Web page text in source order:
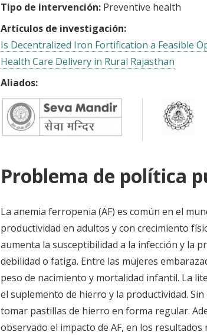
Tipo de intervención: Preventive health
Artículos de investigación:
Is Decentralized Iron Fortification a Feasible
Health Care Delivery in Rural Rajasthan
Aliados:
Problema de política
La anemia ferropenia (AF) es común en el
productividad en adultos y con crecimiento
aumenta la susceptibilidad a la infección y la
debilidad o fatiga. Entre las mujeres
peso de nacimiento y mortalidad infantil. La
el suplemento de hierro y la productividad.
tomar pastillas de hierro en forma regular.
observado el impacto de AF, en los resultados